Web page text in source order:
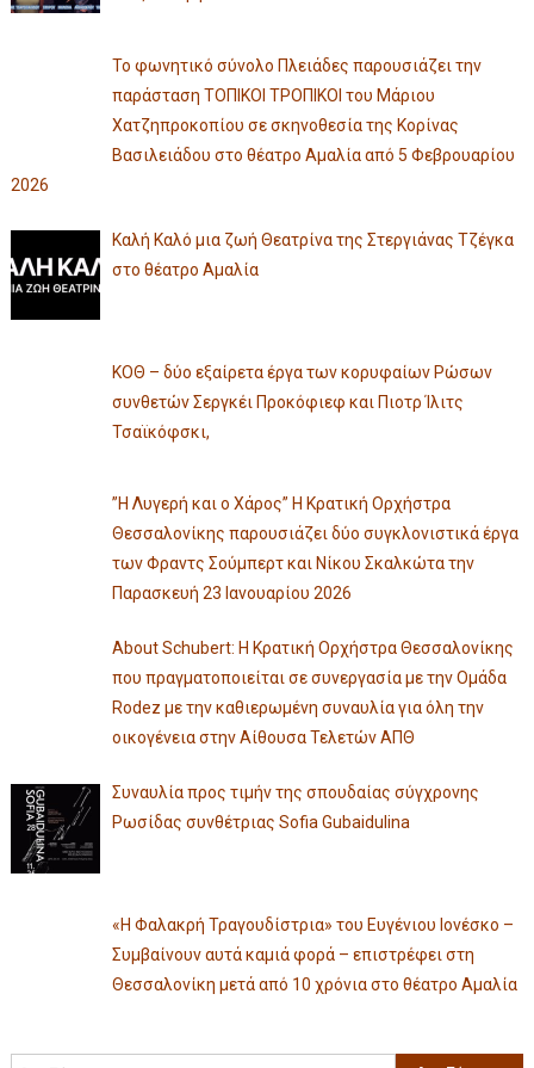
Το φωνητικό σύνολο Πλειάδες παρουσιάζει την
παράσταση ΤΟΠΙΚΟΙ ΤΡΟΠΙΚΟΙ του Μάριου
Χατζηπροκοπίου σε σκηνοθεσία της Κορίνας
Βασιλειάδου στο θέατρο Αμαλία από 5 Φεβρουαρίου
2026
Καλή Καλό μια ζωή Θεατρίνα της Στεργιάνας Τζέγκα
στο θέατρο Αμαλία
ΚΟΘ – δύο εξαίρετα έργα των κορυφαίων Ρώσων
συνθετών Σεργκέι Προκόφιεφ και Πιοτρ Ίλιτς
Τσαϊκόφσκι,
”Η Λυγερή και ο Χάρος” Η Κρατική Ορχήστρα
Θεσσαλονίκης παρουσιάζει δύο συγκλονιστικά έργα
των Φραντς Σούμπερτ και Νίκου Σκαλκώτα την
Παρασκευή 23 Ιανουαρίου 2026
About Schubert: Η Κρατική Ορχήστρα Θεσσαλονίκης
που πραγματοποιείται σε συνεργασία με την Ομάδα
Rodez με την καθιερωμένη συναυλία για όλη την
οικογένεια στην Αίθουσα Τελετών ΑΠΘ
Συναυλία προς τιμήν της σπουδαίας σύγχρονης
Ρωσίδας συνθέτριας Sofia Gubaidulina
«Η Φαλακρή Τραγουδίστρια» του Ευγένιου Ιονέσκο –
Συμβαίνουν αυτά καμιά φορά – επιστρέφει στη
Θεσσαλονίκη μετά από 10 χρόνια στο θέατρο Αμαλία